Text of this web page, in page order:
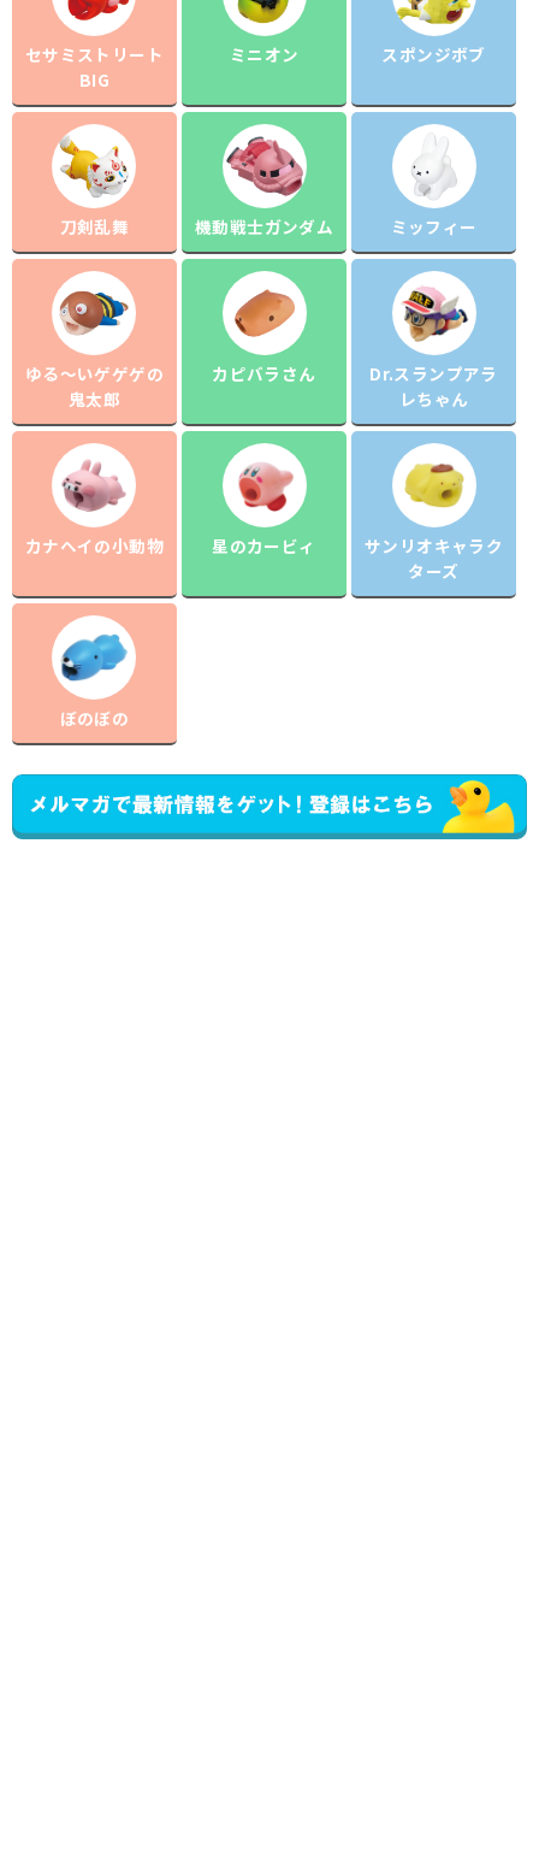
セサミストリート
BIG
ミニオン スポンジボブ
刀剣乱舞 機動戦士ガンダム ミッフィー
ゆる～いゲゲゲの
鬼太郎
カピバラさん
Dr.スランプアラ
レちゃん
カナヘイの小動物 星のカービィ
サンリオキャラク
ターズ
ぼのぼの